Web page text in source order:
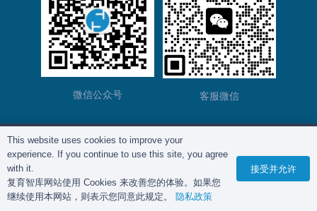
微信公众号 客服微信
版权所有©复育智库2012 – 2025年 |
This website uses cookies to improve your
experience. If you continue to use this site, you agree
with it.
复育智库网站使用 Cookies 来改善您的体验。如果您
继续使用本网站，则表示您同意此规定。 隐私政策
接受并允许